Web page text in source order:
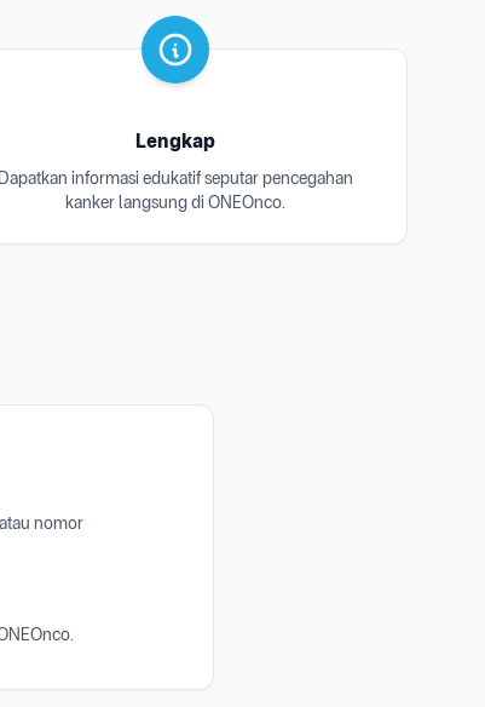
Lengkap
Dapatkan informasi edukatif seputar pencegahan
kanker langsung di ONEOnco.
nomor